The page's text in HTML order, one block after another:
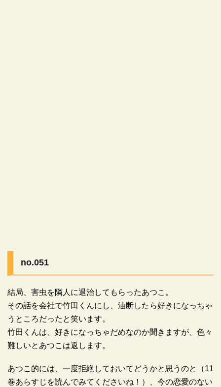
no.051
結局、害虫を隣人に退治してもらったあつこ。
その話を会社で竹田くんにし、油断したら好きになっちゃ
うところだったと笑います。
竹田くんは、好きになっちゃだめなのか聞きますが、色々
難しいとあつこは返します。
あつこ的には、一度拒絶しておいてどうかと思うのと（11
巻あらすじを読んでみてくださいね！）、今の恋愛のない